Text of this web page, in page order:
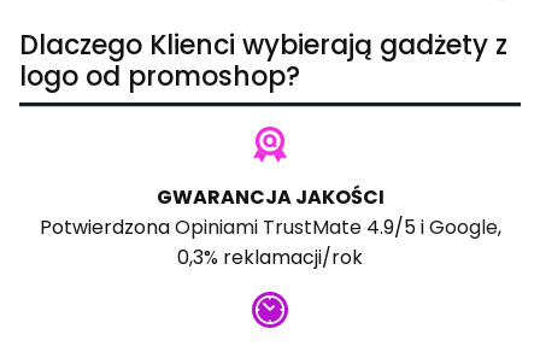
Dlaczego Klienci wybierają gadżety z
logo od promoshop?
GWARANCJA JAKOŚCI
PotwierdzonaOpiniami TrustMate4.9/5 iGoogle,
0,3% reklamacji/rok